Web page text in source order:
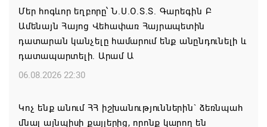
Մեր հոգևոր եղբորը՝ Ն.Ս.Օ.Տ.Տ. Գարեգին Բ
Ամենայն Հայոց Վեհափառ Հայրապետին
դատարան կանչելը համարում ենք անընդունելի և
դատապարտելի. Արամ Ա
06.08.2026 22:30
Կոչ ենք անում ՀՀ իշխանություններին` ձեռնպահ
մնալ այնպիսի քայլերից, որոնք կարող են